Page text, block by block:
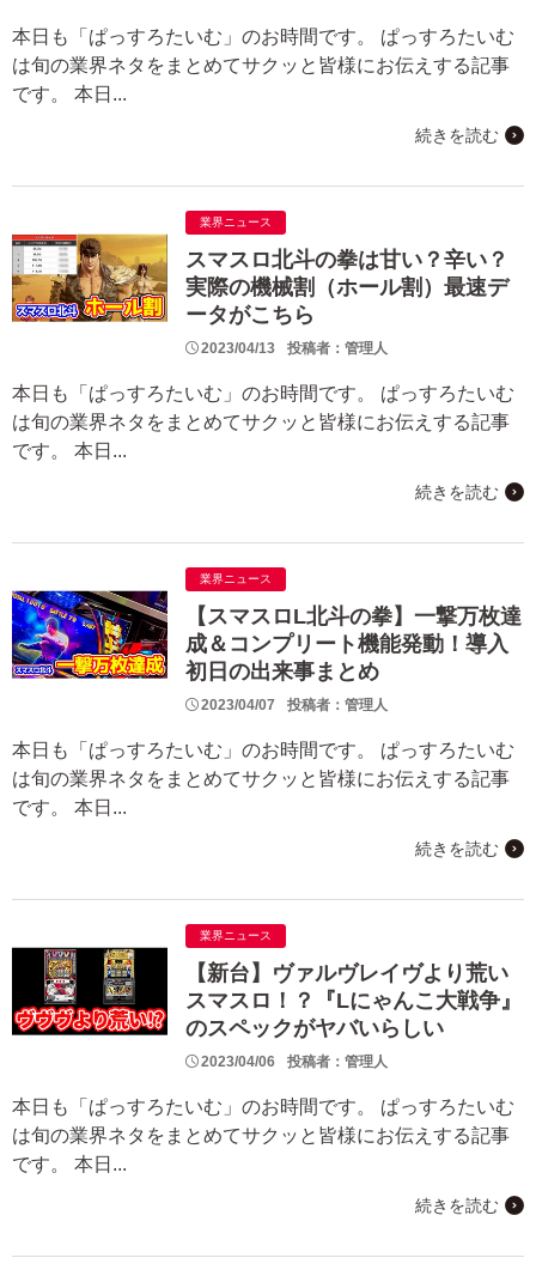
本日も「ぱっすろたいむ」のお時間です。 ぱっすろたいむ
は旬の業界ネタをまとめてサクッと皆様にお伝えする記事
です。 本日...
続きを読む
業界ニュース
スマスロ北斗の拳は甘い？辛い？
実際の機械割（ホール割）最速デ
ータがこちら
2023/04/13 投稿者：管理人
本日も「ぱっすろたいむ」のお時間です。 ぱっすろたいむ
は旬の業界ネタをまとめてサクッと皆様にお伝えする記事
です。 本日...
続きを読む
業界ニュース
【スマスロL北斗の拳】一撃万枚達
成＆コンプリート機能発動！導入
初日の出来事まとめ
2023/04/07 投稿者：管理人
本日も「ぱっすろたいむ」のお時間です。 ぱっすろたいむ
は旬の業界ネタをまとめてサクッと皆様にお伝えする記事
です。 本日...
続きを読む
業界ニュース
【新台】ヴァルヴレイヴより荒い
スマスロ！？『Lにゃんこ大戦争』
のスペックがヤバいらしい
2023/04/06 投稿者：管理人
本日も「ぱっすろたいむ」のお時間です。 ぱっすろたいむ
は旬の業界ネタをまとめてサクッと皆様にお伝えする記事
です。 本日...
続きを読む